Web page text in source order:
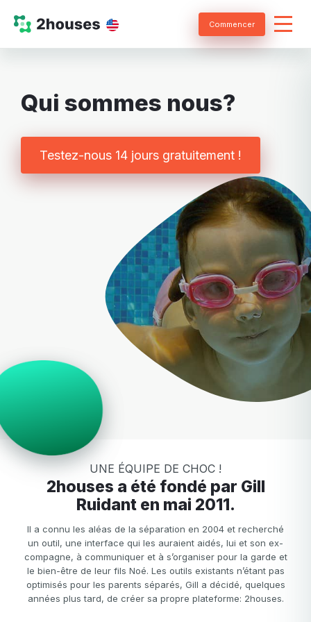
Commencer
Qui sommes nous?
Testez-nous 14 jours gratuitement !
UNE ÉQUIPE DE CHOC !
2houses a été fondé par Gill
Ruidant en mai 2011.
Il a connu les aléas de la séparation en 2004 et recherché
un outil, une interface qui les auraient aidés, lui et son ex-
compagne, à communiquer et à s’organiser pour la garde et
le bien-être de leur fils Noé. Les outils existants n’étant pas
optimisés pour les parents séparés, Gill a décidé, quelques
années plus tard, de créer sa propre plateforme: 2houses.